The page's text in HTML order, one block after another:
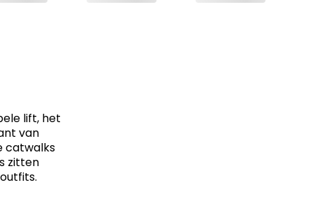
lift, het
van
catwalks
zitten